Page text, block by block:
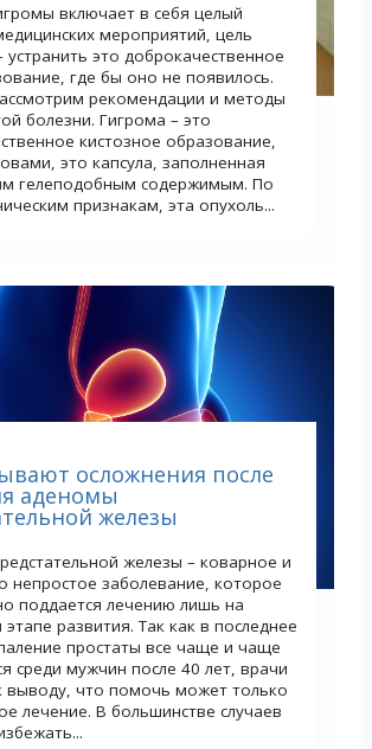
включает в себя целый
мероприятий, цель
устранить это доброкачественное
где бы оно не появилось.
рекомендации и методы
болезни. Гигрома – это
кистозное образование,
это капсула, заполненная
гелеподобным содержимым. По
признакам, эта опухоль...
осложнения после
аденомы
железы
железы – коварное и
непростое заболевание, которое
поддается лечению лишь на
развития. Так как в последнее
простаты все чаще и чаще
среди мужчин после 40 лет, врачи
выводу, что помочь может только
лечение. В большинстве случаев